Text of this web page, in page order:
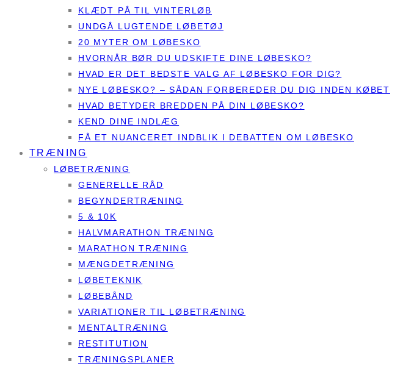
KLÆDT PÅ TIL VINTERLØB
UNDGÅ LUGTENDE LØBETØJ
20 MYTER OM LØBESKO
HVORNÅR BØR DU UDSKIFTE DINE LØBESKO?
HVAD ER DET BEDSTE VALG AF LØBESKO FOR DIG?
NYE LØBESKO? – SÅDAN FORBEREDER DU DIG INDEN KØBET
HVAD BETYDER BREDDEN PÅ DIN LØBESKO?
KEND DINE INDLÆG
FÅ ET NUANCERET INDBLIK I DEBATTEN OM LØBESKO
TRÆNING
LØBETRÆNING
GENERELLE RÅD
BEGYNDERTRÆNING
5 & 10K
HALVMARATHON TRÆNING
MARATHON TRÆNING
MÆNGDETRÆNING
LØBETEKNIK
LØBEBÅND
VARIATIONER TIL LØBETRÆNING
MENTALTRÆNING
RESTITUTION
TRÆNINGSPLANER